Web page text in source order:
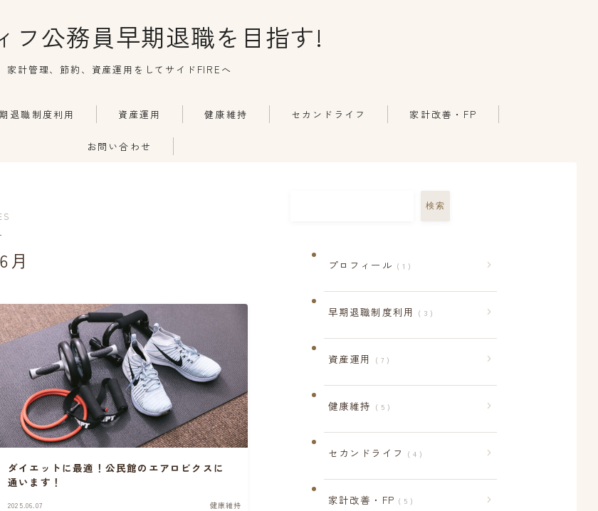
フ公務員早期退職を目指す!
家計管理、節約、資産運用をしてサイドFIREへ
退職制度利用 資産運用 健康維持 セカンドライフ 家計改善・FP
お問い合わせ
月
ダイエットに最適！公民館のエアロビクスに
通います！
2025.06.07 健康維持
検索
プロフィール 1
早期退職制度利用 3
資産運用 7
健康維持 5
セカンドライフ 4
家計改善・FP 5